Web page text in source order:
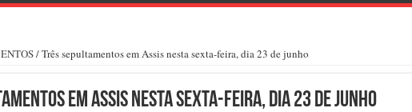
/Três sepultamentos em Assis nesta sexta-feira, dia 23 de junho
em Assis nesta sexta-feira, dia 23 de junho